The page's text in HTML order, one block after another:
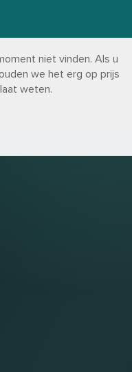
niet vinden. Als u
we het erg op prijs
weten.